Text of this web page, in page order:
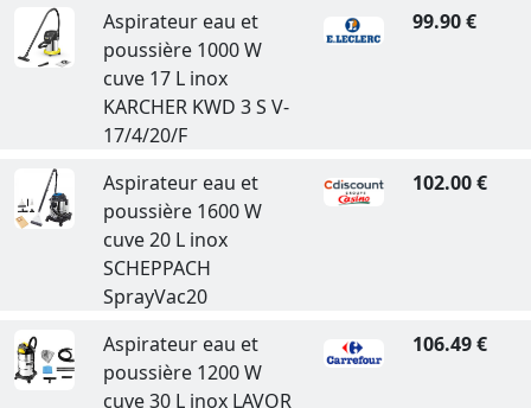
Aspirateur eau et
poussière 1000 W
cuve 17 L inox
KARCHER KWD 3 S V-
17/4/20/F
99.90 €
Aspirateur eau et
poussière 1600 W
cuve 20 L inox
SCHEPPACH
SprayVac20
102.00 €
Aspirateur eau et
poussière 1200 W
cuve 30 L inox LAVOR
106.49 €